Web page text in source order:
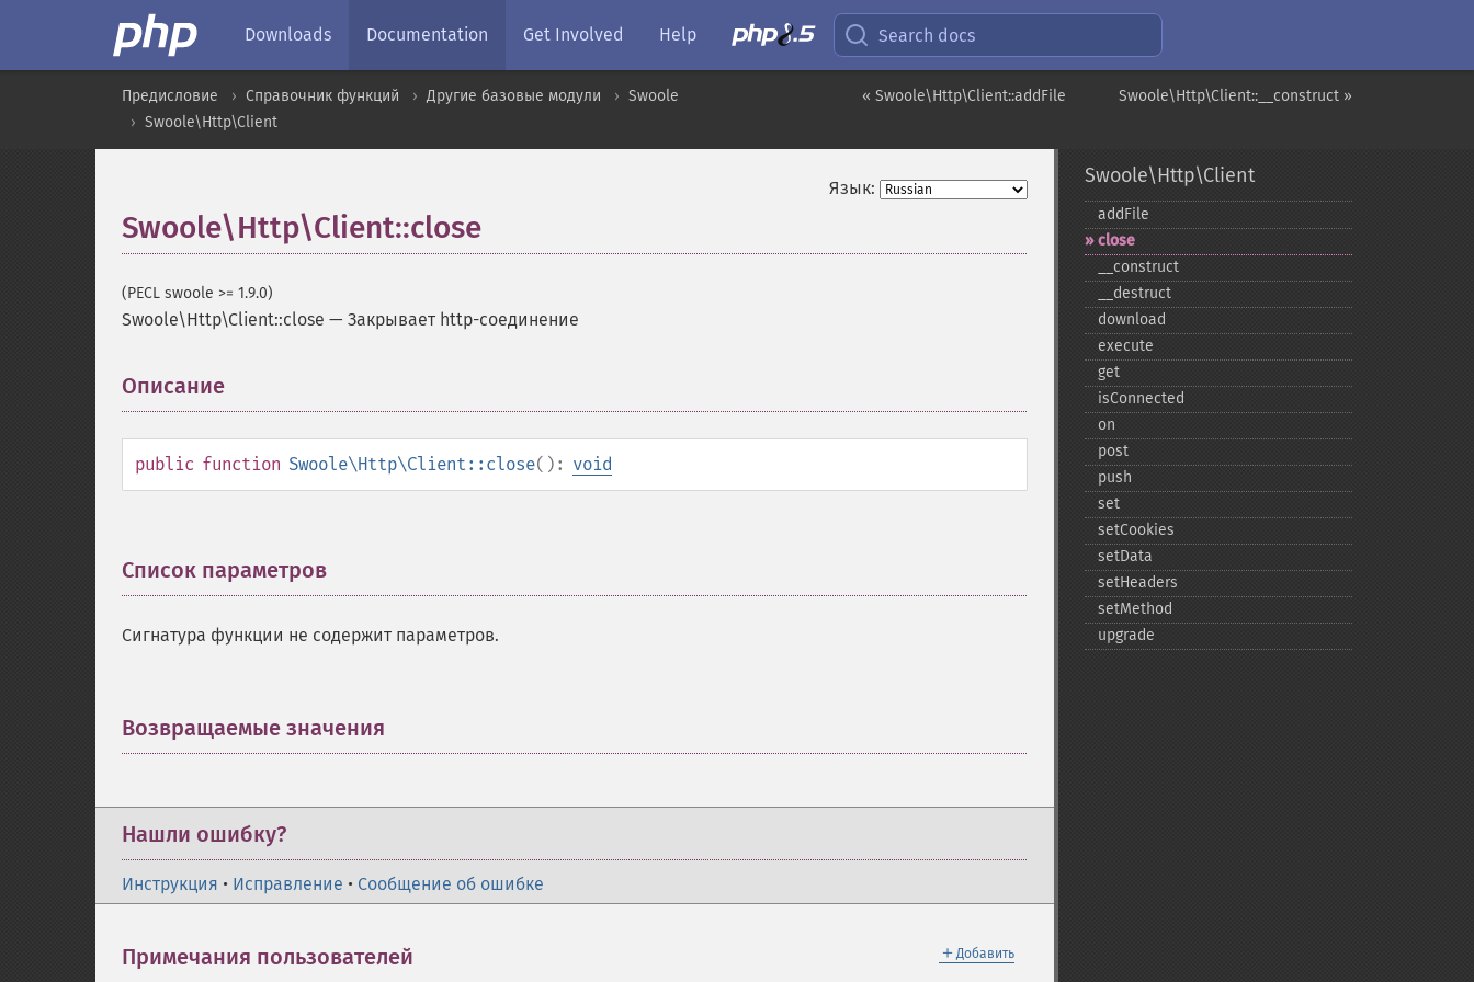
Downloads Documentation Get Involved Help Search docs
Swoole\Http\Client::__construct »
« Swoole\Http\Client::addFile
Предисловие Справочник функций Другие базовые модули
Swoole
Swoole\Http\Client
Язык:
Swoole\Http\Client::close
(PECL swoole >= 1.9.0)
Swoole\Http\Client::close — Закрывает http-соединение
Описание
public function Swoole\Http\Client::close(): void
Список параметров
Сигнатура функции не содержит параметров.
Возвращаемые значения
Нашли ошибку?
Инструкция • Исправление • Сообщение об ошибке
＋ Добавить
Примечания пользователей
Swoole\Http\Client
addFile
close
_​_​construct
_​_​destruct
download
execute
get
isConnected
on
post
push
set
setCookies
setData
setHeaders
setMethod
upgrade